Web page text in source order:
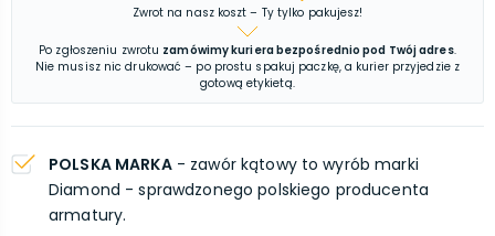
Zwrot na nasz koszt – Ty tylko pakujesz!
Po zgłoszeniu zwrotu zamówimy kuriera bezpośrednio pod Twój adres.
Nie musisz nic drukować – po prostu spakuj paczkę, a kurier przyjedzie z
gotową etykietą.
POLSKA MARKA- zawór kątowy to wyrób marki
Diamond - sprawdzonego polskiego producenta
armatury.